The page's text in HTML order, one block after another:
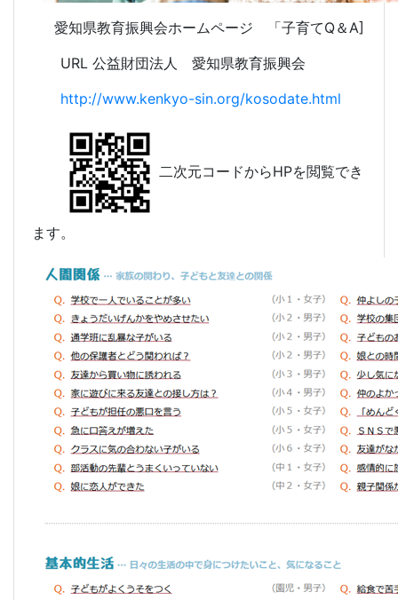
愛知県教育振興会ホームページ 「子育てQ＆A]
URL 公益財団法人 愛知県教育振興会
http://www.kenkyo-sin.org/kosodate.html
二次元コードからHPを閲覧でき
ます。